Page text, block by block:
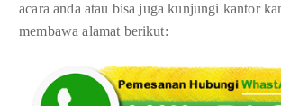
acara anda atau bisa juga kunjungi kantor
membawa alamat berikut: